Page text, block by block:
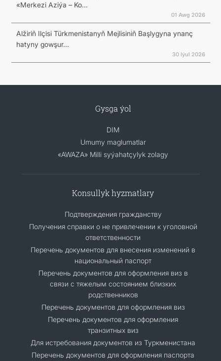
«Merkezi Aziýa – Ko...
01 Awg 2026
Alžiriň Ilçisi Türkmenistanyň Mejlisiniň Başlygyna ynanç
hatyny gowşur...
30 Iýul 2026
Gysga ýol
DIM
Umumy maglumatlar
«AWAZA» Milli syýahatçylyk zolagy
Konsullyk hyzmatlary
Подтверждения гражданству
Получения справки о не привлечении к уголовной
ответственности
Перечень документов для внесения изменений в
национальный паспорт
Перечень документов для оформления виз в
связи с тяжелым состоянием близких
родственников
Перечень документов для оформления виз
Перечень документов для оформления
транзитных виз
Для истребования документов из Туркменистана
Перечень документов для оформления паспорта